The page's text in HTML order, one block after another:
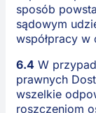
sposób
sądowym
współpracy
6.4W
prawnych
wszelkie
roszczeniom